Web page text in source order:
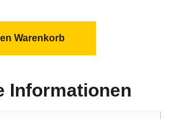
Warenkorb
Informationen